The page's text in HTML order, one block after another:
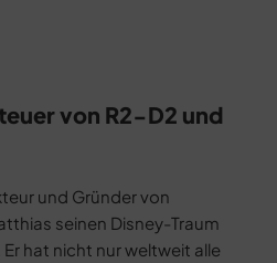
von R2-D2 und
und Gründer von
seinen Disney-Traum
hat nicht nur weltweit alle